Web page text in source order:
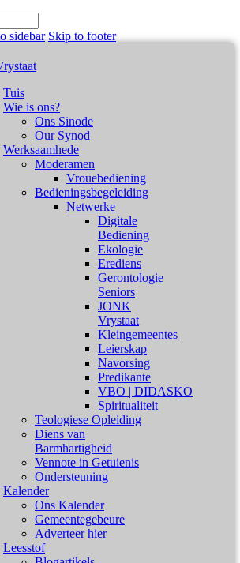
sidebar Skip to footer
Tuis
Wie is ons?
Ons Sinode
Our Synod
Werksaamhede
Moderamen
Vrouebediening
Bedieningsbegeleiding
Netwerke
Digitale
Bediening
Ekologie
Erediens
Gerontologie
Seniors
JONK
Vrystaat
Kleingemeentes
Leierskap
Navorsing
Predikante
VBO | DIDASKO
Spiritualiteit
Teologiese Opleiding
Diens van
Barmhartigheid
Vennote in Getuienis
Ondersteuning
Kalender
Ons Kalender
Gemeentegebeure
Adverteer hier
Leesstof